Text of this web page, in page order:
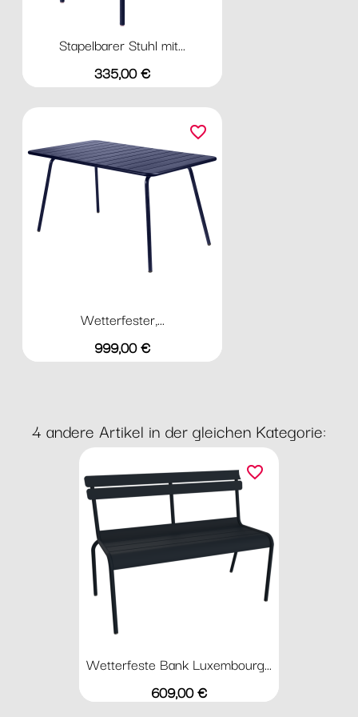
Stapelbarer Stuhl mit...
Preis
335,00 €
Wetterfester,...
Preis
999,00 €
favorite_border
4 andere Artikel in der gleichen Kategorie:
Wetterfeste Bank Luxembourg...
Preis
609,00 €
favorite_border